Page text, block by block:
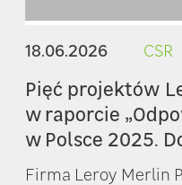
18.06.2026 CSR
Pięć projektów
w raporcie
w Polsce 2025.
Firma Leroy Merlin